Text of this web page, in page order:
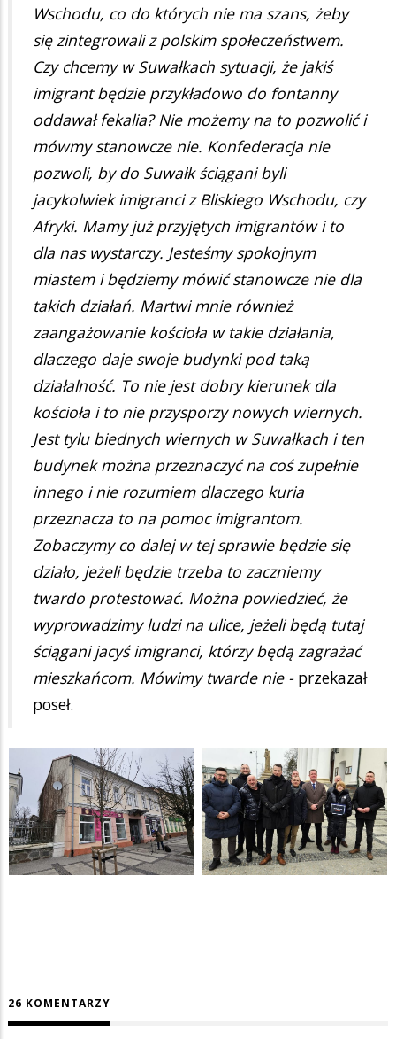
Wschodu, co do których nie ma szans, żeby
się zintegrowali z polskim społeczeństwem.
Czy chcemy w Suwałkach sytuacji, że jakiś
imigrant będzie przykładowo do fontanny
oddawał fekalia? Nie możemy na to pozwolić i
mówmy stanowcze nie. Konfederacja nie
pozwoli, by do Suwałk ściągani byli
jacykolwiek imigranci z Bliskiego Wschodu, czy
Afryki. Mamy już przyjętych imigrantów i to
dla nas wystarczy. Jesteśmy spokojnym
miastem i będziemy mówić stanowcze nie dla
takich działań. Martwi mnie również
zaangażowanie kościoła w takie działania,
dlaczego daje swoje budynki pod taką
działalność. To nie jest dobry kierunek dla
kościoła i to nie przysporzy nowych wiernych.
Jest tylu biednych wiernych w Suwałkach i ten
budynek można przeznaczyć na coś zupełnie
innego i nie rozumiem dlaczego kuria
przeznacza to na pomoc imigrantom.
Zobaczymy co dalej w tej sprawie będzie się
działo, jeżeli będzie trzeba to zaczniemy
twardo protestować. Można powiedzieć, że
wyprowadzimy ludzi na ulice, jeżeli będą tutaj
ściągani jacyś imigranci, którzy będą zagrażać
mieszkańcom. Mówimy twarde nie - przekazał
poseł.
26 KOMENTARZY